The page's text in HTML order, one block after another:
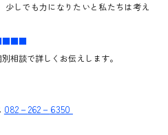
しでも力になりたいと私たちは考え
相談で詳しくお伝えします。
082－ 262－ 6350